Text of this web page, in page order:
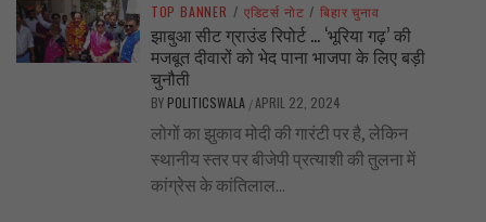
TOP BANNER / एडिटर्स नोट / बिहार चुनाव
झाबुआ सीट ग्राउंड रिपोर्ट … ‘भूरिया गढ़’ की
मजबूत दीवारों को भेद पाना भाजपा के लिए बड़ी
चुनौती
BY POLITICSWALA /APRIL 22, 2024
लोगों का झुकाव मोदी की गारंटी पर है, लेकिन
स्थानीय स्तर पर बीजेपी प्रत्याशी की तुलना में
कांग्रेस के कांतिलाल...